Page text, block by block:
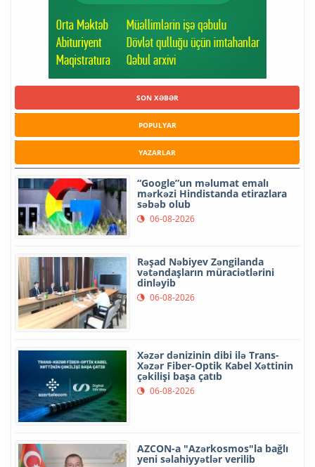
SON XƏBƏR
POPULYAR
YAZARLAR
“Google”un məlumat emalı
mərkəzi Hindistanda etirazlara
səbəb olub
06-08-2026
Rəşad Nəbiyev Zəngilanda
vətəndaşların müraciətlərini
dinləyib
06-08-2026
Xəzər dənizinin dibi ilə Trans-
Xəzər Fiber-Optik Kabel Xəttinin
çəkilişi başa çatıb
06-08-2026
AZCON-a "Azərkosmos"la bağlı
yeni səlahiyyətlər verilib